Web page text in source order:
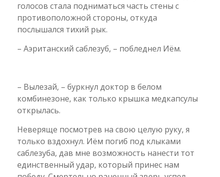
голосов стала подниматься часть стены с
противоположной стороны, откуда
послышался тихий рык.
– Аэританский саблезуб, – побледнел Иём.
– Вылезай, – буркнул доктор в белом
комбинезоне, как только крышка медкапсулы
открылась.
Неверяще посмотрев на свою целую руку, я
только вздохнул. Иём погиб под клыками
саблезуба, дав мне возможность нанести тот
единственный удар, который принес нам